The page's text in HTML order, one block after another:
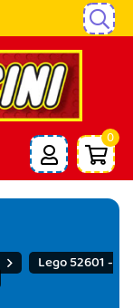
0
Lego 52601 -